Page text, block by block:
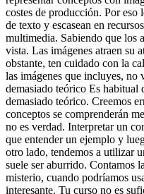
costes de producción. Por eso
de texto y escasean en
multimedia. Sabiendo que los
vista. Las imágenes atraen su
obstante, ten cuidado con la
las imágenes que incluyes, no
demasiado teórico Es habitual
demasiado teórico. Creemos
conceptos se comprenderán
no es verdad. Interpretar un
que entender un ejemplo y
otro lado, tendemos a utilizar
suele ser aburrido. Contamos
misterio, cuando podríamos
interesante. Tu curso no es